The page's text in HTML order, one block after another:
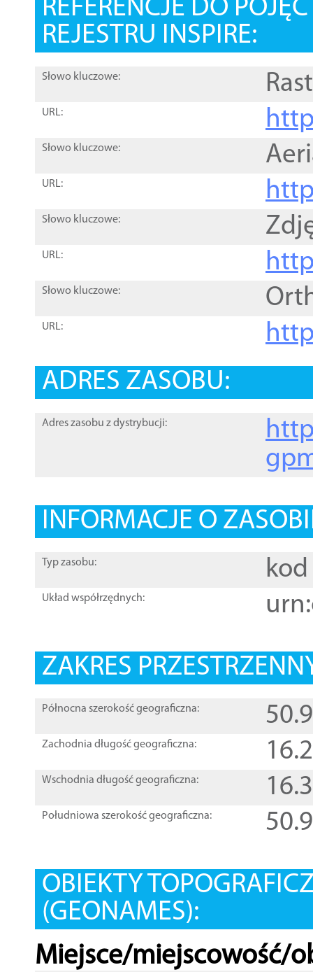
REFERENCJE DO
REJESTRU INSPIRE:
Słowo kluczowe:
URL:
Słowo kluczowe:
URL:
Słowo kluczowe:
URL:
Słowo kluczowe:
URL:
ADRES ZASOBU:
Adres zasobu z dystrybucji:
INFORMACJE O
Typ zasobu: kod
Układ współrzędnych:
ZAKRES
Północna szerokość geograficzna:
Zachodnia długość geograficzna:
Wschodnia długość geograficzna:
Południowa szerokość geograficzna:
OBIEKTY
(GEONAMES):
Miejsce/miejscowość/